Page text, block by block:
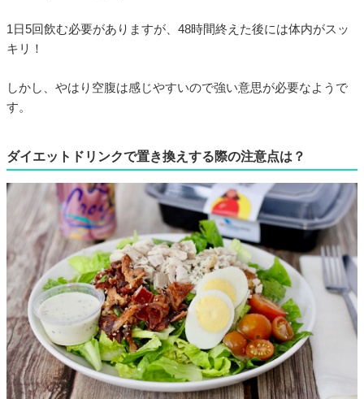
1日5回飲む必要がありますが、48時間終えた後には体内がスッ
キリ！
しかし、やはり空腹は感じやすいので強い意思が必要なようで
す。
ダイエットドリンクで置き換えする際の注意点は？